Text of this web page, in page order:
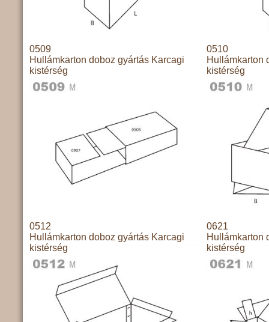
0509
Hullámkarton doboz gyártás Karcagi
kistérség
0510
Hullámkarton
kistérség
0512
Hullámkarton doboz gyártás Karcagi
kistérség
0621
Hullámkarton
kistérség